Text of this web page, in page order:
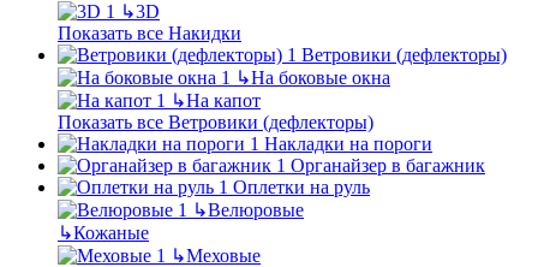
↳3D
Показать все Накидки
Ветровики (дефлекторы)
↳На боковые окна
↳На капот
Показать все Ветровики (дефлекторы)
Накладки на пороги
Органайзер в багажник
Оплетки на руль
↳Велюровые
↳Кожаные
↳Меховые